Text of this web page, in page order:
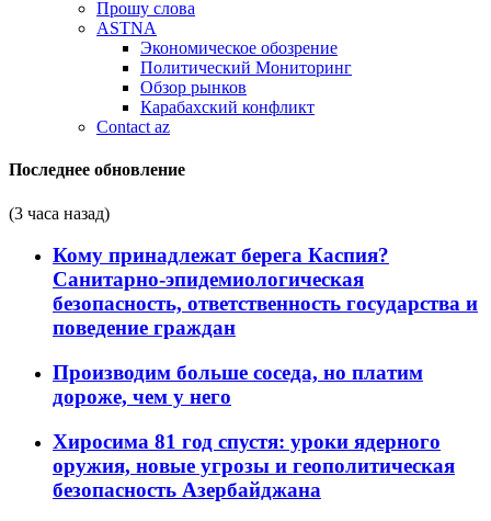
Прошу слова
ASTNA
Экономическое обозрение
Политический Мониторинг
Обзор рынков
Карабахский конфликт
Contact az
Последнее обновление
(3 часа назад)
Кому принадлежат берега Каспия?
Санитарно-эпидемиологическая
безопасность, ответственность государства и
поведение граждан
Производим больше соседа, но платим
дороже, чем у него
Хиросима 81 год спустя: уроки ядерного
оружия, новые угрозы и геополитическая
безопасность Азербайджана